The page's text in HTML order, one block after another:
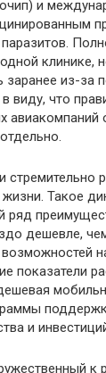
и
клинике,
из-за
виду, что
авиакомпаний
жизни. Такое
ряд
дешевле,
показатели
и
к